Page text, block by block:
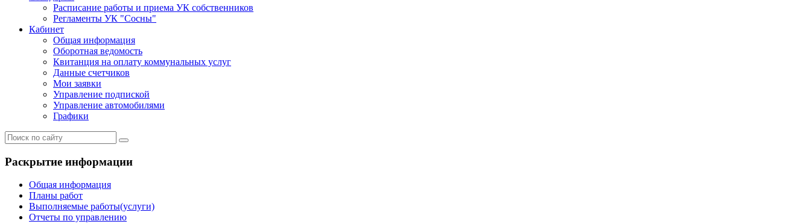
Расписание работы и приема УК собственников
Регламенты УК "Сосны"
Кабинет
Общая информация
Оборотная ведомость
Квитанция на оплату коммунальных услуг
Данные счетчиков
Мои заявки
Управление подпиской
Управление автомобилями
Графики
Раскрытие информации
Общая информация
Планы работ
Выполняемые работы(услуги)
Отчеты по управлению